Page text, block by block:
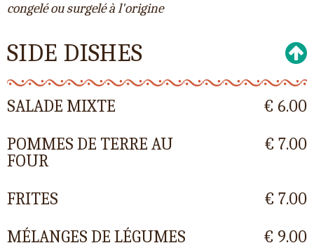
congelé ou surgelé à l'origine
SIDE DISHES
SALADE MIXTE
€ 6.00
POMMES DE TERRE AU
FOUR
€ 7.00
FRITES
€ 7.00
MÉLANGES DE LÉGUMES
€ 9.00